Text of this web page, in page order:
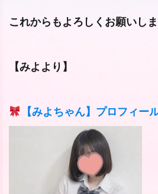
これからもよろしくお願いし
【みよより】
【みよちゃん】プロフィー